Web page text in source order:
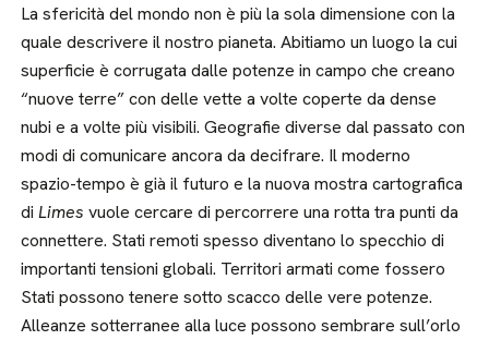
La sfericità del mondo non è più la sola dimensione con la
quale descrivere il nostro pianeta. Abitiamo un luogo la cui
superficie è corrugata dalle potenze in campo che creano
“nuove terre” con delle vette a volte coperte da dense
nubi e a volte più visibili. Geografie diverse dal passato con
modi di comunicare ancora da decifrare. Il moderno
spazio-tempo è già il futuro e la nuova mostra cartografica
diLimes vuole cercare di percorrere una rotta tra punti da
connettere. Stati remoti spesso diventano lo specchio di
importanti tensioni globali. Territori armati come fossero
Stati possono tenere sotto scacco delle vere potenze.
Alleanze sotterranee alla luce possono sembrare sull’orlo